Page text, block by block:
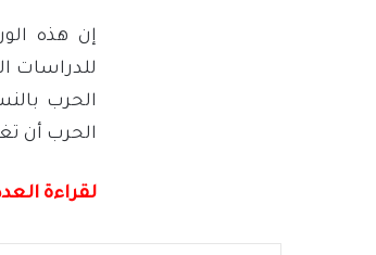
إن هذه
للدراسات
الحرب
الحرب أن
لقراءة